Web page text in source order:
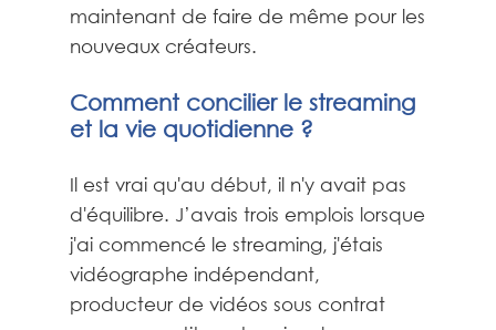
maintenant de faire de même pour les
nouveaux créateurs.
Comment concilier le streaming
et la vie quotidienne ?
Il est vrai qu'au début, il n'y avait pas
d'équilibre. J’avais trois emplois lorsque
j'ai commencé le streaming, j'étais
vidéographe indépendant,
producteur de vidéos sous contrat